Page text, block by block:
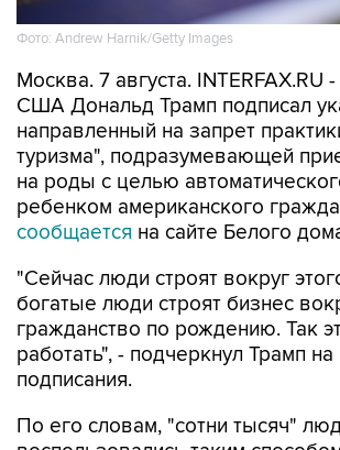
Москва. 7 августа. INTERFAX.RU -
направленный на запрет
туризма", подразумевающей
на роды с целью
ребенком американского
сообщаетсяна сайте Белого
"Сейчас люди строят вокруг
гражданство по рождению. Так
работать", - подчеркнул Трамп
подписания.
По его словам, "сотни тысяч"
американского гражданства.